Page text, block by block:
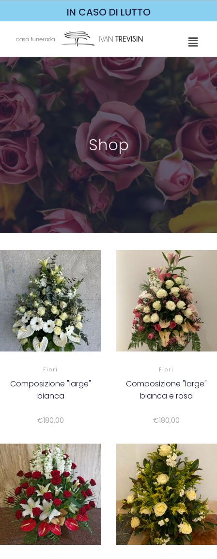
IN CASO DI LUTTO
Shop
Fiori
Composizione "large"
bianca
€180,00
Fiori
Composizione "large"
bianca e rosa
€180,00